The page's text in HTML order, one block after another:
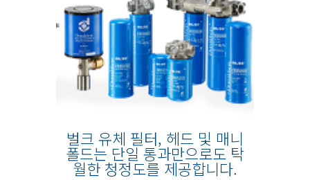
벌크 유체 필터, 헤드 및 매니
폴드는 단일 통과만으로도 탁
월한 청정도를 제공합니다.